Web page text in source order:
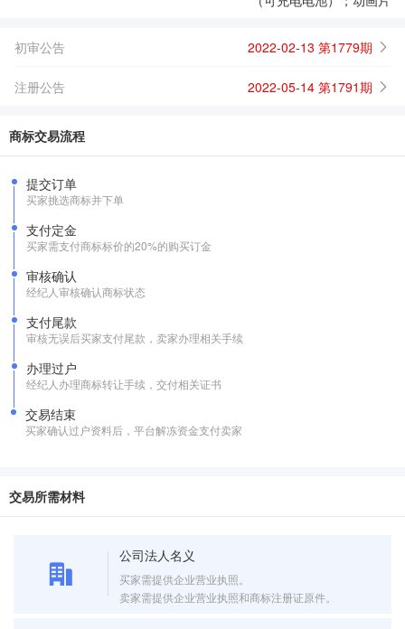
初审公告 2022-02-13 第1779期
注册公告 2022-05-14 第1791期
商标交易流程
提交订单
买家挑选商标并下单
支付定金
买家需支付商标标价的20%的购买订金
审核确认
经纪人审核确认商标状态
支付尾款
审核无误后买家支付尾款，卖家办理相关手续
办理过户
经纪人办理商标转让手续，交付相关证书
交易结束
买家确认过户资料后，平台解冻资金支付卖家
交易所需材料
公司法人名义
买家需提供企业营业执照。
卖家需提供企业营业执照和商标注册证原件。